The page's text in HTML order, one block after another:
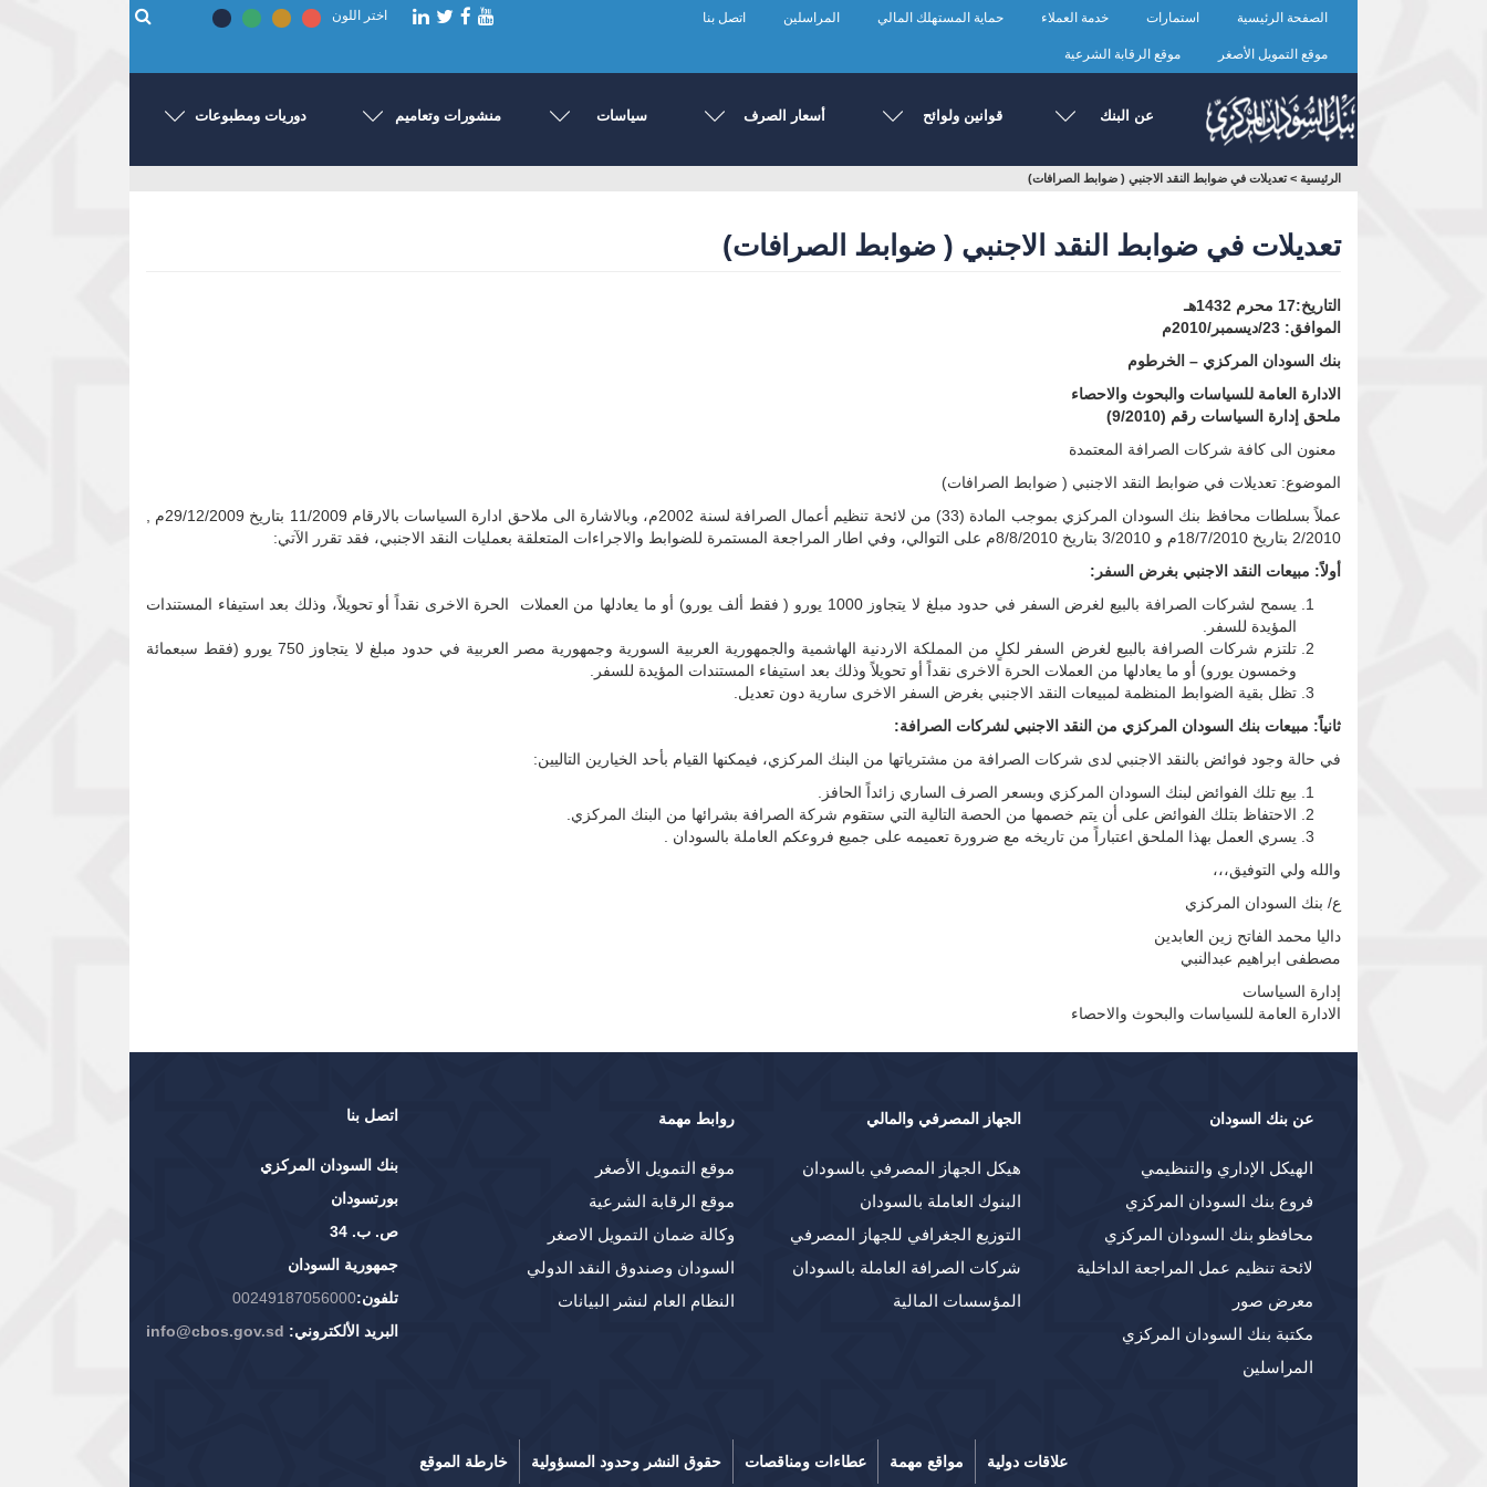
الصفحة الرئيسية استمارات خدمة العملاء حماية المستهلك المالي المراسلين اتصل بنا
موقع التمويل الأصغر موقع الرقابة الشرعية
اختر اللون
عن البنك قوانين ولوائح أسعار الصرف سياسات منشورات وتعاميم دوريات ومطبوعات
أنت
الرئيسية > تعديلات في ضوابط النقد الاجنبي ( ضوابط الصرافات)
تعديلات في ضوابط النقد الاجنبي ( ضوابط الصرافات)
التاريخ:17 محرم 1432هـ
الموافق: 23/ديسمبر/2010م
بنك السودان المركزي – الخرطوم
الادارة العامة للسياسات والبحوث والاحصاء
ملحق إدارة السياسات رقم (9/2010)
معنون الى كافة شركات الصرافة المعتمدة
الموضوع: تعديلات في ضوابط النقد الاجنبي ( ضوابط الصرافات)
عملاً بسلطات محافظ بنك السودان المركزي بموجب المادة (33) من لائحة تنظيم أعمال الصرافة لسنة 2002م، وبالاشارة الى ملاحق ادارة السياسات بالارقام 11/2009 بتاريخ 29/12/2009م ,
2/2010 بتاريخ 18/7/2010م و 3/2010 بتاريخ 8/8/2010م على التوالي، وفي اطار المراجعة المستمرة للضوابط والاجراءات المتعلقة بعمليات النقد الاجنبي، فقد تقرر الآتي:
أولاً: مبيعات النقد الاجنبي بغرض السفر:
يسمح لشركات الصرافة بالبيع لغرض السفر في حدود مبلغ لا يتجاوز 1000 يورو ( فقط ألف يورو) أو ما يعادلها من العملات الحرة الاخرى نقداً أو تحويلاً، وذلك بعد استيفاء المستندات
المؤيدة للسفر.
تلتزم شركات الصرافة بالبيع لغرض السفر لكلٍ من المملكة الاردنية الهاشمية والجمهورية العربية السورية وجمهورية مصر العربية في حدود مبلغ لا يتجاوز 750 يورو (فقط سبعمائة
وخمسون يورو) أو ما يعادلها من العملات الحرة الاخرى نقداً أو تحويلاً وذلك بعد استيفاء المستندات المؤيدة للسفر.
تظل بقية الضوابط المنظمة لمبيعات النقد الاجنبي بغرض السفر الاخرى سارية دون تعديل.
ثانياً: مبيعات بنك السودان المركزي من النقد الاجنبي لشركات الصرافة:
في حالة وجود فوائض بالنقد الاجنبي لدى شركات الصرافة من مشترياتها من البنك المركزي، فيمكنها القيام بأحد الخيارين التاليين:
بيع تلك الفوائض لبنك السودان المركزي وبسعر الصرف الساري زائداً الحافز.
الاحتفاظ بتلك الفوائض على أن يتم خصمها من الحصة التالية التي ستقوم شركة الصرافة بشرائها من البنك المركزي.
يسري العمل بهذا الملحق اعتباراً من تاريخه مع ضرورة تعميمه على جميع فروعكم العاملة بالسودان .
والله ولي التوفيق،،،
ع/ بنك السودان المركزي
داليا محمد الفاتح زين العابدين
مصطفى ابراهيم عبدالنبي
إدارة السياسات
الادارة العامة للسياسات والبحوث والاحصاء
اتصل بنا
بنك السودان المركزي
بورتسودان
ص. ب. 34
جمهورية السودان
تلفون:00249187056000
البريد الألكتروني: info@cbos.gov.sd
عن بنك السودان
الهيكل الإداري والتنظيمي
فروع بنك السودان المركزي
محافظو بنك السودان المركزي
لائحة تنظيم عمل المراجعة الداخلية
معرض صور
مكتبة بنك السودان المركزي
المراسلين
الجهاز المصرفي والمالي
هيكل الجهاز المصرفي بالسودان
البنوك العاملة بالسودان
التوزيع الجغرافي للجهاز المصرفي
شركات الصرافة العاملة بالسودان
المؤسسات المالية
روابط مهمة
موقع التمويل الأصغر
موقع الرقابة الشرعية
وكالة ضمان التمويل الاصغر
السودان وصندوق النقد الدولي
النظام العام لنشر البيانات
خارطة الموقع حقوق النشر وحدود المسؤولية عطاءات ومناقصات مواقع مهمة علاقات دولية